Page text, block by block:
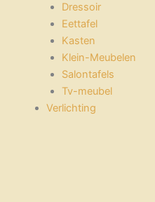
Dressoir
Eettafel
Kasten
Klein-Meubelen
Salontafels
Tv-meubel
Verlichting